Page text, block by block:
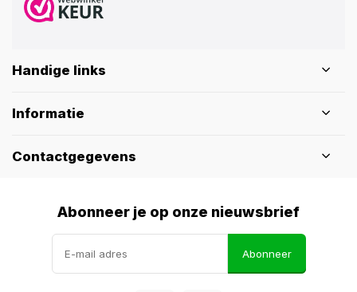
Handige links
Informatie
Contactgegevens
Abonneer je op onze nieuwsbrief
Abonneer